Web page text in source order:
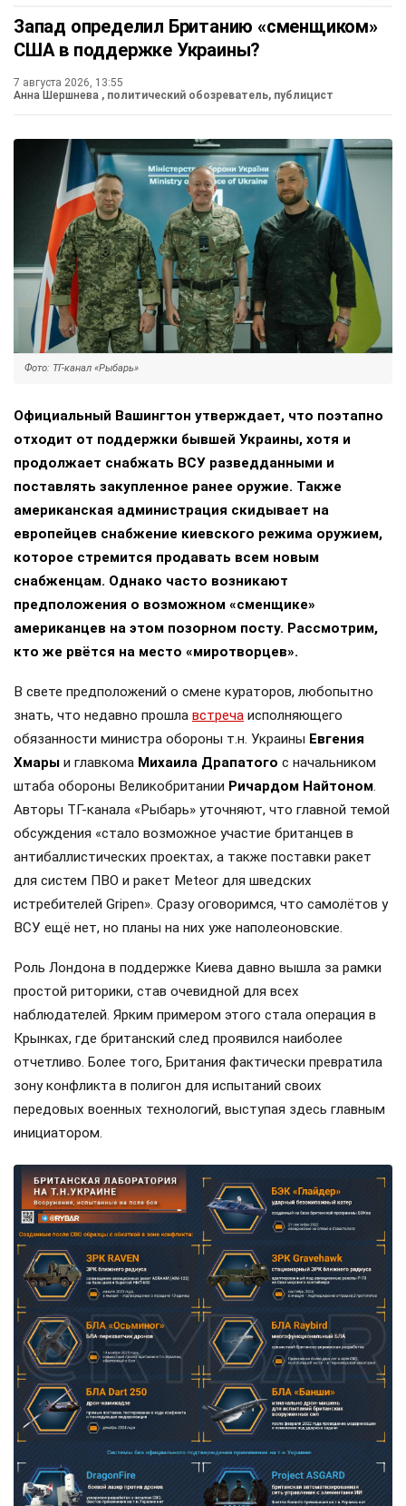
Запад определил Британию «сменщиком»
США в поддержке Украины?
7 августа 2026, 13:55
Анна Шершнева , политический обозреватель, публицист
Фото: ТГ-канал «Рыбарь»
Официальный Вашингтон утверждает, что поэтапно
отходит от поддержки бывшей Украины, хотя и
продолжает снабжать ВСУ разведданными и
поставлять закупленное ранее оружие. Также
американская администрация скидывает на
европейцев снабжение киевского режима оружием,
которое стремится продавать всем новым
снабженцам. Однако часто возникают
предположения о возможном «сменщике»
американцев на этом позорном посту. Рассмотрим,
кто же рвётся на место «миротворцев».
В свете предположений о смене кураторов, любопытно
знать, что недавно прошла встреча исполняющего
обязанности министра обороны т.н. Украины Евгения
Хмары и главкома Михаила Драпатого с начальником
штаба обороны Великобритании Ричардом Найтоном.
Авторы ТГ-канала «Рыбарь» уточняют, что главной темой
обсуждения «стало возможное участие британцев в
антибаллистических проектах, а также поставки ракет
для систем ПВО и ракет Meteor для шведских
истребителей Gripen». Сразу оговоримся, что самолётов у
ВСУ ещё нет, но планы на них уже наполеоновские.
Роль Лондона в поддержке Киева давно вышла за рамки
простой риторики, став очевидной для всех
наблюдателей. Ярким примером этого стала операция в
Крынках, где британский след проявился наиболее
отчетливо. Более того, Британия фактически превратила
зону конфликта в полигон для испытаний своих
передовых военных технологий, выступая здесь главным
инициатором.